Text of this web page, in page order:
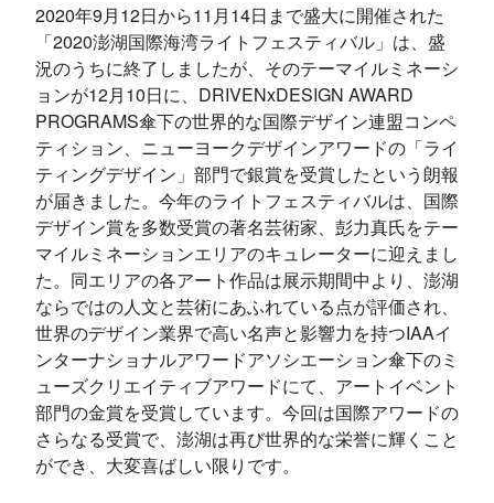
2020年9月12日から11月14日まで盛大に開催された
「2020澎湖国際海湾ライトフェスティバル」は、盛
況のうちに終了しましたが、そのテーマイルミネーシ
ョンが12月10日に、DRIVENxDESIGN AWARD
PROGRAMS傘下の世界的な国際デザイン連盟コンペ
ティション、ニューヨークデザインアワードの「ライ
ティングデザイン」部門で銀賞を受賞したという朗報
が届きました。今年のライトフェスティバルは、国際
デザイン賞を多数受賞の著名芸術家、彭力真氏をテー
マイルミネーションエリアのキュレーターに迎えまし
た。同エリアの各アート作品は展示期間中より、澎湖
ならではの人文と芸術にあふれている点が評価され、
世界のデザイン業界で高い名声と影響力を持つIAAイ
ンターナショナルアワードアソシエーション傘下のミ
ューズクリエイティブアワードにて、アートイベント
部門の金賞を受賞しています。今回は国際アワードの
さらなる受賞で、澎湖は再び世界的な栄誉に輝くこと
ができ、大変喜ばしい限りです。